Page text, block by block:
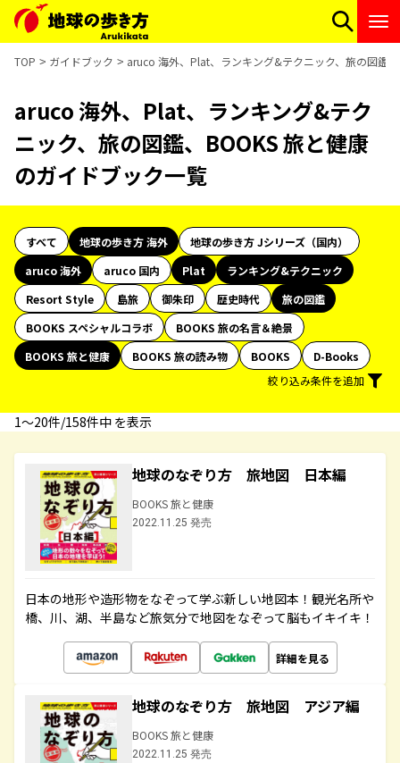
TOP ガイドブック aruco 海外、Plat、ランキング&テクニック、旅の図鑑
aruco 海外、Plat、ランキング&テク
ニック、旅の図鑑、BOOKS 旅と健康
のガイドブック一覧
すべて 地球の歩き方 海外
地球の歩き方 Jシリーズ（国内）
aruco 海外
aruco 国内 Plat
ランキング&テクニック
Resort Style
島旅 御朱印 歴史時代
旅の図鑑
BOOKS スペシャルコラボ
BOOKS 旅の名言＆絶景
BOOKS 旅と健康
BOOKS 旅の読み物 BOOKS
D-Books
絞り込み条件を追加
1〜20件/158件中 を表示
地球のなぞり方 旅地図 日本編
BOOKS 旅と健康
2022.11.25 発売
日本の地形や造形物をなぞって学ぶ新しい地図本！観光名所や
橋、川、湖、半島など旅気分で地図をなぞって脳もイキイキ！
詳細を見る
地球のなぞり方 旅地図 アジア編
BOOKS 旅と健康
2022.11.25 発売